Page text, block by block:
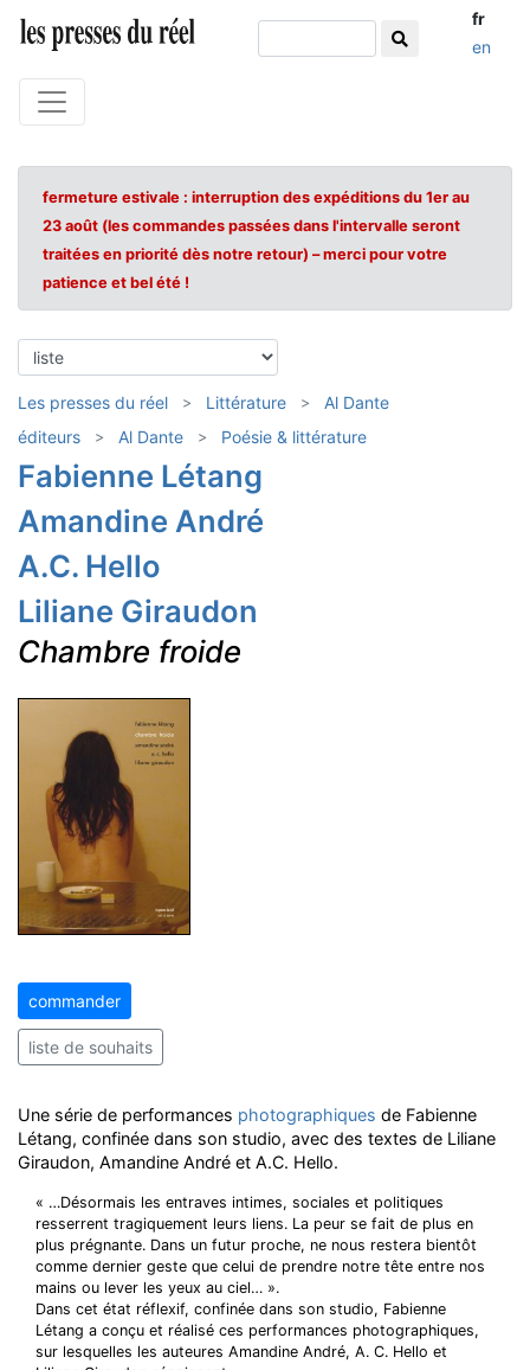
fr
en
fermeture estivale : interruption des expéditions du 1er au
23 août (les commandes passées dans l'intervalle seront
traitées en priorité dès notre retour) – merci pour votre
patience et bel été !
Les presses du réel Littérature
Al Dante
éditeurs
Al Dante Poésie & littérature
Fabienne Létang
Amandine André
A.C. Hello
Liliane Giraudon
Chambre froide
commander
liste de souhaits
Une série de performances photographiques de Fabienne
Létang, confinée dans son studio, avec des textes de Liliane
Giraudon, Amandine André et A.C. Hello.
« …Désormais les entraves intimes, sociales et politiques
resserrent tragiquement leurs liens. La peur se fait de plus en
plus prégnante. Dans un futur proche, ne nous restera bientôt
comme dernier geste que celui de prendre notre tête entre nos
mains ou lever les yeux au ciel… ».
Dans cet état réflexif, confinée dans son studio, Fabienne
Létang a conçu et réalisé ces performances photographiques,
sur lesquelles les auteures Amandine André, A. C. Hello et